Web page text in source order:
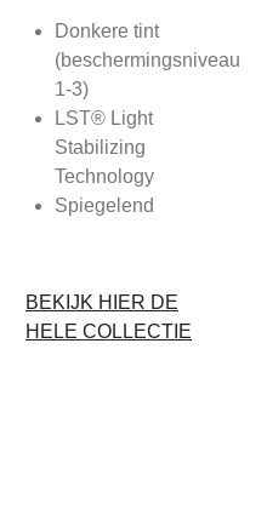
Donkere tint
(beschermingsniveau
1-3)
LST® Light
Stabilizing
Technology
Spiegelend
BEKIJK HIER DE
HELE COLLECTIE